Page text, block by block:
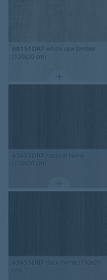
60151DR7 white raw timber
(120x20 cm)
63653DR7 natural twine
(150x20 cm)
63655DR7 dark twine (150x20
cm)